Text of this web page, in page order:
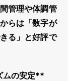
管理や体調管
らは「数字が
る」と好評で
ムの安定**